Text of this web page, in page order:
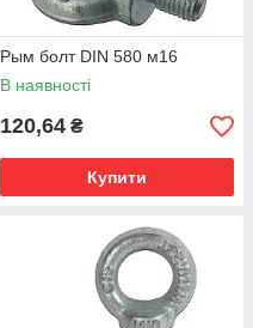
Рым болт DIN 580 м16
В наявності
120,64 ₴
Купити